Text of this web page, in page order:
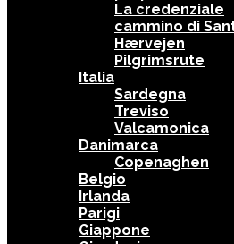
La credenziale
cammino di
Hærvejen
Pilgrimsrute
Italia
Sardegna
Treviso
Valcamonica
Danimarca
Copenaghen
Belgio
Irlanda
Parigi
Giappone